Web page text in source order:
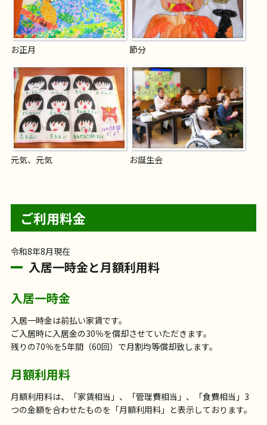
お正月 節分
元気、元気 お誕生会
ご利用料金
令和8年8月現在
入居一時金と月額利用料
入居一時金
入居一時金は前払い家賃です。
ご入居時に入居金の30％を償却させていただきます。
残りの70％を5年間（60回）で月割均等償却致します。
月額利用料
月額利用料は、「家賃相当」、「管理費相当」、「食費相当」3
つの金額を合わせたものを「月額利用料」と表示しております。